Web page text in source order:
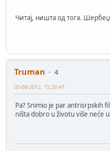
Читај, ништа од тога.
Truman
4
05-09-2012, 15:28:47
Pa? Snimio je par antrisrpskih
ništa dobro u životu više neće